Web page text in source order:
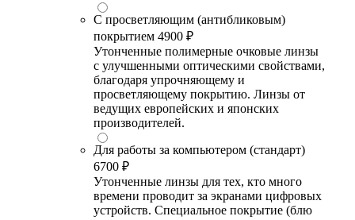
С просветляющим (антибликовым)
покрытием 4900 ₽
Утонченные полимерные очковые линзы
с улучшенными оптическими свойствами,
благодаря упрочняющему и
просветляющему покрытию. Линзы от
ведущих европейских и японских
производителей.
Для работы за компьютером (стандарт)
6700 ₽
Утонченные линзы для тех, кто много
времени проводит за экранами цифровых
устройств. Специальное покрытие (блю